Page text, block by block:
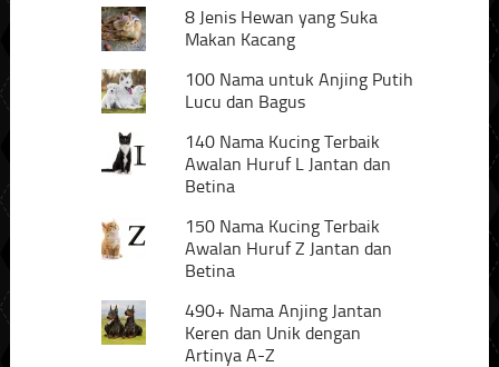
8 Jenis Hewan yang Suka
Makan Kacang
100 Nama untuk Anjing Putih
Lucu dan Bagus
140 Nama Kucing Terbaik
Awalan Huruf L Jantan dan
Betina
150 Nama Kucing Terbaik
Awalan Huruf Z Jantan dan
Betina
490+ Nama Anjing Jantan
Keren dan Unik dengan
Artinya A-Z